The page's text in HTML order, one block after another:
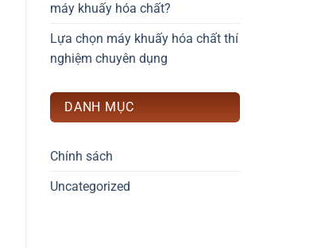
máy khuấy hóa chất?
Lựa chọn máy khuấy hóa chất thí
nghiệm chuyên dụng
DANH MỤC
Chính sách
Uncategorized